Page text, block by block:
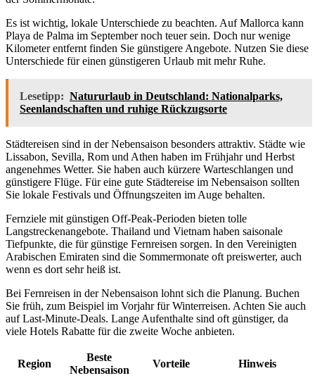
Es ist wichtig, lokale Unterschiede zu beachten. Auf Mallorca kann
Playa de Palma im September noch teuer sein. Doch nur wenige
Kilometer entfernt finden Sie günstigere Angebote. Nutzen Sie diese
Unterschiede für einen günstigeren Urlaub mit mehr Ruhe.
Lesetipp: Natururlaub in Deutschland: Nationalparks,
Seenlandschaften und ruhige Rückzugsorte
Städtereisen sind in der Nebensaison besonders attraktiv. Städte wie
Lissabon, Sevilla, Rom und Athen haben im Frühjahr und Herbst
angenehmes Wetter. Sie haben auch kürzere Warteschlangen und
günstigere Flüge. Für eine gute Städtereise im Nebensaison sollten
Sie lokale Festivals und Öffnungszeiten im Auge behalten.
Fernziele mit günstigen Off-Peak-Perioden bieten tolle
Langstreckenangebote. Thailand und Vietnam haben saisonale
Tiefpunkte, die für günstige Fernreisen sorgen. In den Vereinigten
Arabischen Emiraten sind die Sommermonate oft preiswerter, auch
wenn es dort sehr heiß ist.
Bei Fernreisen in der Nebensaison lohnt sich die Planung. Buchen
Sie früh, zum Beispiel im Vorjahr für Winterreisen. Achten Sie auch
auf Last-Minute-Deals. Lange Aufenthalte sind oft günstiger, da
viele Hotels Rabatte für die zweite Woche anbieten.
Region
Beste
Nebensaison
Vorteile Hinweis